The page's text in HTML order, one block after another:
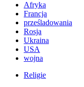
Afryka
Francja
prześladowania
Rosja
Ukraina
USA
wojna
Religie